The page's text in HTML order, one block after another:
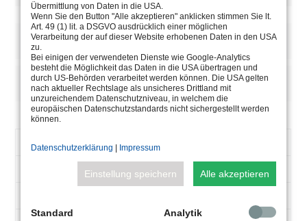
BESCHREIBUNG
HINWEISE/OPTIONEN
Übermittlung von Daten in die USA.
Wenn Sie den Button "Alle akzeptieren" anklicken stimmen Sie lt.
Art. 49 (1) lit. a DSGVO ausdrücklich einer möglichen
Verarbeitung der auf dieser Website erhobenen Daten in den USA
zu.
Bei einigen der verwendeten Dienste wie Google-Analytics
besteht die Möglichkeit das Daten in die USA übertragen und
durch US-Behörden verarbeitet werden können. Die USA gelten
nach aktueller Rechtslage als unsicheres Drittland mit
unzureichendem Datenschutzniveau, in welchem die
europäischen Datenschutzstandards nicht sichergestellt werden
können.
Datenschutzerklärung | Impressum
Einstellung speichern Alle akzeptieren
Standard Analytik